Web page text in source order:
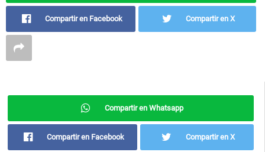
Compartir en Facebook Compartir en X
Compartir en Whatsapp
Compartir en Facebook Compartir en X